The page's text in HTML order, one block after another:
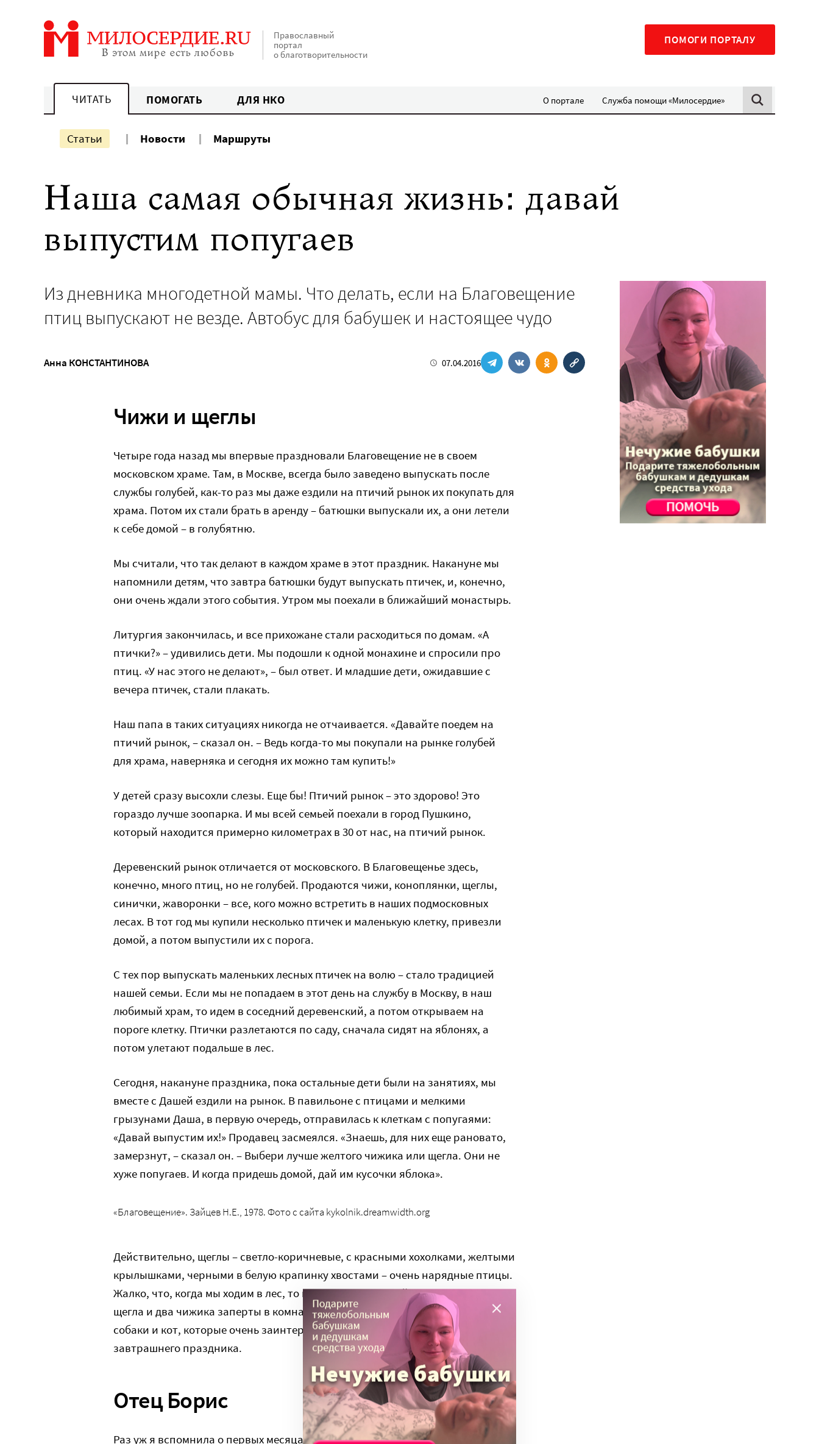
Православный
портал
о благотворительности
ПОМОГИ ПОРТАЛУ
ЧИТАТЬ ПОМОГАТЬ ДЛЯ НКО О портале Служба помощи «Милосердие»
Статьи Новости Маршруты
Наша самая обычная жизнь: давай
выпустим попугаев
Из дневника многодетной мамы. Что делать, если на Благовещение
птиц выпускают не везде. Автобус для бабушек и настоящее чудо
Анна КОНСТАНТИНОВА 07.04.2016
Чижи и щеглы
Четыре года назад мы впервые праздновали Благовещение не в своем
московском храме. Там, в Москве, всегда было заведено выпускать после
службы голубей, как-то раз мы даже ездили на птичий рынок их покупать для
храма. Потом их стали брать в аренду – батюшки выпускали их, а они летели
к себе домой – в голубятню.
Мы считали, что так делают в каждом храме в этот праздник. Накануне мы
напомнили детям, что завтра батюшки будут выпускать птичек, и, конечно,
они очень ждали этого события. Утром мы поехали в ближайший монастырь.
Литургия закончилась, и все прихожане стали расходиться по домам. «А
птички?» – удивились дети. Мы подошли к одной монахине и спросили про
птиц. «У нас этого не делают», – был ответ. И младшие дети, ожидавшие с
вечера птичек, стали плакать.
Наш папа в таких ситуациях никогда не отчаивается. «Давайте поедем на
птичий рынок, – сказал он. – Ведь когда-то мы покупали на рынке голубей
для храма, наверняка и сегодня их можно там купить!»
У детей сразу высохли слезы. Еще бы! Птичий рынок – это здорово! Это
гораздо лучше зоопарка. И мы всей семьей поехали в город Пушкино,
который находится примерно километрах в 30 от нас, на птичий рынок.
Деревенский рынок отличается от московского. В Благовещенье здесь,
конечно, много птиц, но не голубей. Продаются чижи, коноплянки, щеглы,
синички, жаворонки – все, кого можно встретить в наших подмосковных
лесах. В тот год мы купили несколько птичек и маленькую клетку, привезли
домой, а потом выпустили их с порога.
С тех пор выпускать маленьких лесных птичек на волю – стало традицией
нашей семьи. Если мы не попадаем в этот день на службу в Москву, в наш
любимый храм, то идем в соседний деревенский, а потом открываем на
пороге клетку. Птички разлетаются по саду, сначала сидят на яблонях, а
потом улетают подальше в лес.
Сегодня, накануне праздника, пока остальные дети были на занятиях, мы
вместе с Дашей ездили на рынок. В павильоне с птицами и мелкими
грызунами Даша, в первую очередь, отправилась к клеткам с попугаями:
«Давай выпустим их!» Продавец засмеялся. «Знаешь, для них еще рановато,
замерзнут, – сказал он. – Выбери лучше желтого чижика или щегла. Они не
хуже попугаев. И когда придешь домой, дай им кусочки яблока».
«Благовещение». Зайцев Н.Е., 1978. Фото с сайта kykolnik.dreamwidth.org
Действительно, щеглы – светло-коричневые, с красными хохолками, желтыми
крылышками, черными в белую крапинку хвостами – очень нарядные птицы.
Жалко, что, когда мы ходим в лес, то не видим их в густой листве. Итак, три
щегла и два чижика заперты в комнате мальчиков. Туда не проберутся
собаки и кот, которые очень заинтересовались гостями. А все дети ждут
завтрашнего праздника.
Отец Борис
Раз уж я вспомнила о первых месяцах нашего житья за городом, расскажу и о